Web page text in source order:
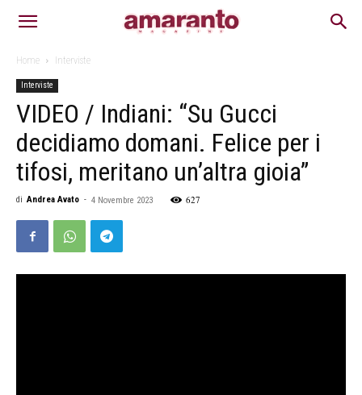
Home Interviste
Interviste
VIDEO / Indiani: “Su Gucci
decidiamo domani. Felice per i
tifosi, meritano un’altra gioia”
di Andrea Avato - 4 Novembre 2023 627